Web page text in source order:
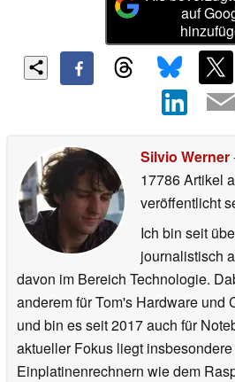
auf
Silvio Werner
17786 Artikel
veröffentlicht
Ich bin seit
journalistisch
davon im Bereich Technologie.
anderem für Tom's Hardware und
und bin es seit 2017 auch für
aktueller Fokus liegt
Einplatinenrechnern wie dem